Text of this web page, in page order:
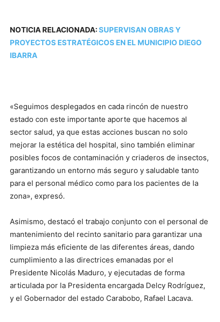
NOTICIA RELACIONADA:SUPERVISAN OBRAS Y
PROYECTOS ESTRATÉGICOS EN EL MUNICIPIO DIEGO
IBARRA
«Seguimos desplegados en cada rincón de nuestro
estado con este importante aporte que hacemos al
sector salud, ya que estas acciones buscan no solo
mejorar la estética del hospital, sino también eliminar
posibles focos de contaminación y criaderos de insectos,
garantizando un entorno más seguro y saludable tanto
para el personal médico como para los pacientes de la
zona», expresó.
Asimismo, destacó el trabajo conjunto con el personal de
mantenimiento del recinto sanitario para garantizar una
limpieza más eficiente de las diferentes áreas, dando
cumplimiento a las directrices emanadas por el
Presidente Nicolás Maduro, y ejecutadas de forma
articulada por la Presidenta encargada Delcy Rodríguez,
y el Gobernador del estado Carabobo, Rafael Lacava.